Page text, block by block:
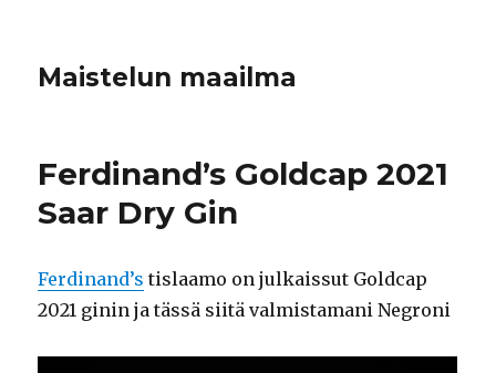
Maistelun maailma
Ferdinand’s Goldcap 2021
Saar Dry Gin
Ferdinand’s tislaamo on julkaissut Goldcap
2021 ginin ja tässä siitä valmistamani Negroni